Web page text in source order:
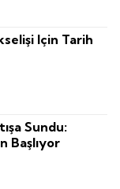
Için Tarih
Sundu:
Başlıyor